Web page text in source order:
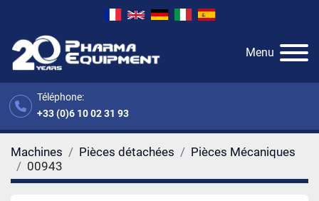
Téléphone:
+33 (0)6 10 02 31 93
Menu
Machines Pièces détachées
Pièces Mécaniques
00943